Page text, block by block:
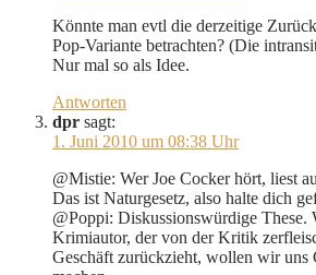
Könnte man evtl die derzeitige
Pop-Variante betrachten? (Die
Nur mal so als Idee.
Antworten
dpr sagt:
1. Juni 2010 um 08:38 Uhr
@Mistie: Wer Joe Cocker hört, liest
Das ist Naturgesetz, also halte dich
@Poppi: Diskussionswürdige These.
Krimiautor, der von der Kritik
Geschäft zurückzieht, wollen wir uns